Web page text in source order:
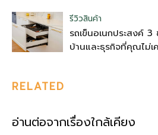
รีวิวสินค้า
รถเข็นอเนกประสงค์
บ้านและธุรกิจที่คุณไม่เ
RELATED
อ่านต่อจากเรื่องใกล้เคียง